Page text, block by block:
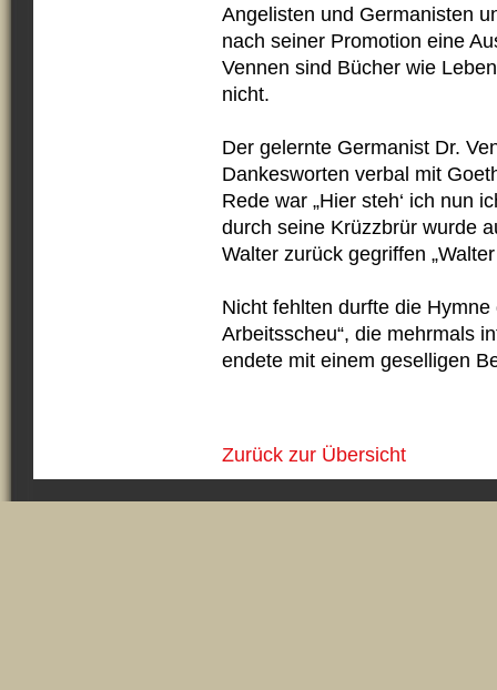
Angelisten und Germanisten
nach seiner Promotion eine
Vennen sind Bücher wie
nicht.
Der gelernte Germanist Dr.
Dankesworten verbal mit
Rede war „Hier steh‘ ich nun
durch seine Krüzzbrür wurde
Walter zurück gegriffen
Nicht fehlten durfte die
Arbeitsscheu“, die mehrmals
endete mit einem geselligen
Zurück zur Übersicht